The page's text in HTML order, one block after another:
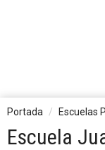
Portada Escuelas
Escuela